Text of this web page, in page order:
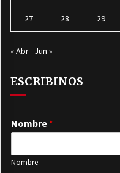
27 28 29
« Abr Jun »
ESCRIBINOS
Nombre *
Nombre